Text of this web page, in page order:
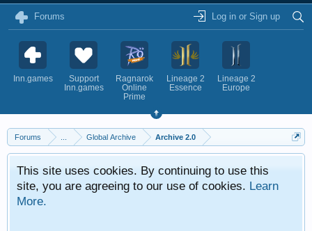
Forums Log in or Sign up
Inn.games
Support
Inn.games
Ragnarok
Online
Prime
Lineage 2
Essence
Lineage 2
Europe
Forums Global Archive Archive 2.0
This site uses cookies. By continuing to use this
site, you are agreeing to our use of cookies. Learn
More.